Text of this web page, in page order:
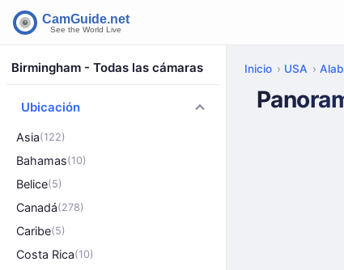
Birmingham - Todas las cámaras
Ubicación
Asia(122)
Bahamas(10)
Belice(5)
Canadá(278)
Caribe(5)
Costa Rica(10)
Inicio USA